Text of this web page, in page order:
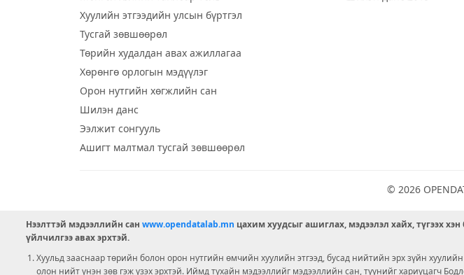
Хуулийн этгээдийн улсын бүртгэл
Тусгай зөвшөөрөл
Төрийн худалдан авах ажиллагаа
Хөрөнгө орлогын мэдүүлэг
Орон нутгийн хөгжлийн сан
Шилэн данс
Ээлжит сонгууль
Ашигт малтмал тусгай зөвшөөрөл
© 2026
Нээлттэй мэдээллийн сан www.opendatalab.mn цахим хуудсыг ашиглах, мэдээлэл хайх, түгээх
үйлчилгээ авах эрхтэй.
Хуульд зааснаар төрийн болон орон нутгийн өмчийн хуулийн этгээд, бусад нийтийн эрх зүйн
олон нийт үнэн зөв гэж үзэх эрхтэй. Иймд тухайн мэдээллийг мэдээллийн сан, түүнийг хариуцагч